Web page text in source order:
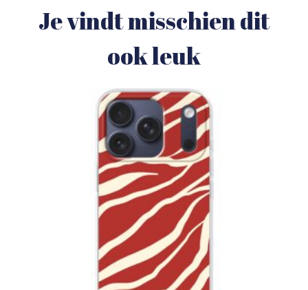
Je vindt misschien dit
ook leuk